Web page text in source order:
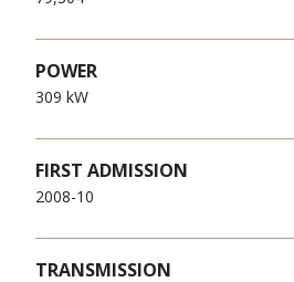
POWER
309 kW
FIRST ADMISSION
2008-10
TRANSMISSION